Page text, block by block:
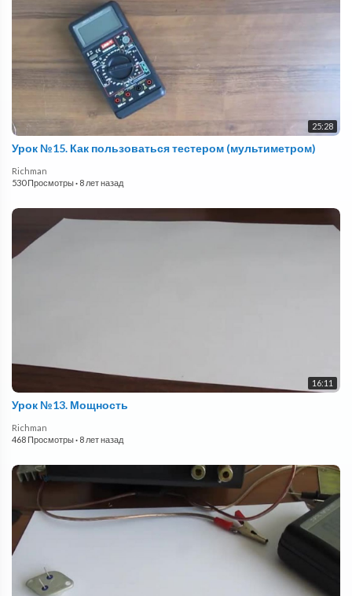
25:28
Урок №15. Как пользоваться тестером (мультиметром)
Richman
530 Просмотры· 8 лет назад
16:11
Урок №13. Мощность
Richman
468 Просмотры· 8 лет назад